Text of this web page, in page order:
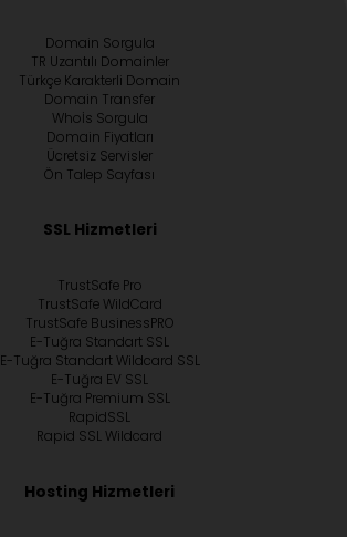
Domain Sorgula
TR Uzantılı Domainler
Türkçe Karakterli Domain
Domain Transfer
Whoİs Sorgula
Domain Fiyatları
Ücretsiz Servisler
Ön Talep Sayfası
SSL Hizmetleri
TrustSafe Pro
TrustSafe WildCard
TrustSafe BusinessPRO
E-Tuğra Standart SSL
E-Tuğra Standart Wildcard SSL
E-Tuğra EV SSL
E-Tuğra Premium SSL
RapidSSL
Rapid SSL Wildcard
Hosting Hizmetleri